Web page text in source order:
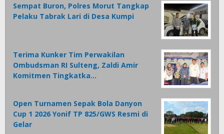
Sempat Buron, Polres Morut Tangkap
Pelaku Tabrak Lari di Desa Kumpi
Terima Kunker Tim Perwakilan
Ombudsman RI Sulteng, Zaldi Amir
Komitmen Tingkatka…
Open Turnamen Sepak Bola Danyon
Cup 1 2026 Yonif TP 825/GWS Resmi di
Gelar